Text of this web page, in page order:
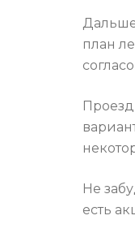
Дальше
план
Не
есть